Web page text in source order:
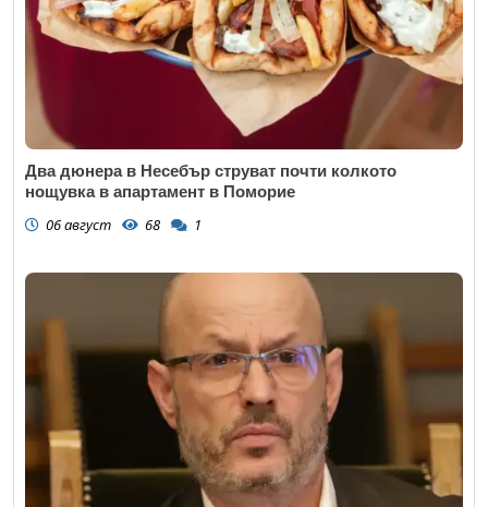
Два дюнера в Несебър струват почти колкото
нощувка в апартамент в Поморие
06 август 68 1